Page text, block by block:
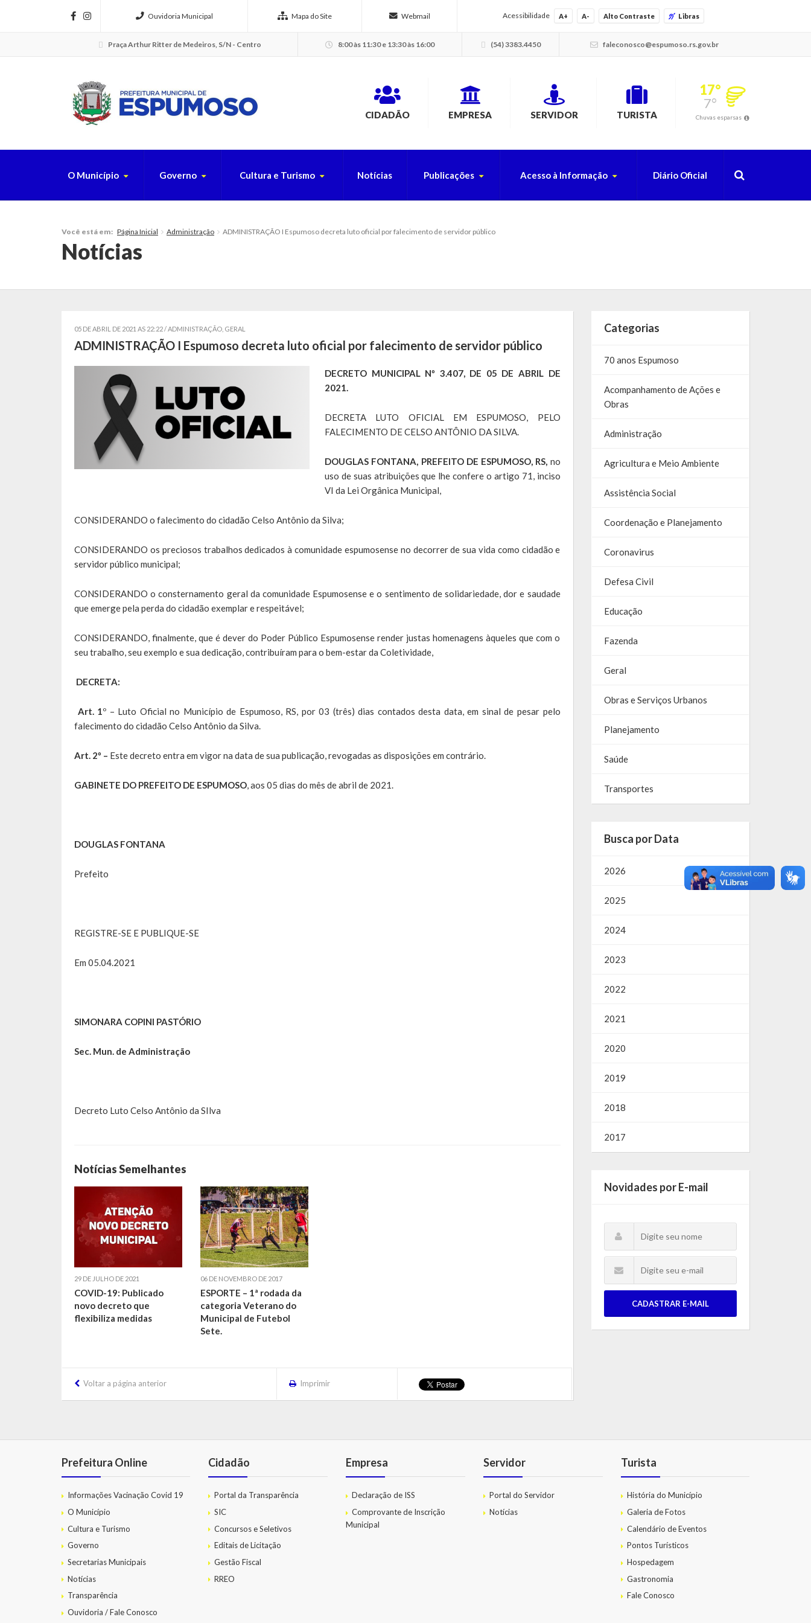
Ouvidoria Municipal Mapa do Site Webmail Acessibilidade A+ A- Alto Contraste Libras
Praça Arthur Ritter de Medeiros, S/N - Centro 8:00 às 11:30 e 13:30 às 16:00 (54) 3383.4450 faleconosco@espumoso.rs.gov.br
CIDADÃO EMPRESA SERVIDOR TURISTA
17°
7°
Chuvas esparsas
O Município Governo Cultura e Turismo Notícias Publicações Acesso à Informação Diário Oficial
Você está em: Página Inicial Administração ADMINISTRAÇÃO I Espumoso decreta luto oficial por falecimento de servidor público
Notícias
05 DE ABRIL DE 2021 AS 22:22 /ADMINISTRAÇÃO GERAL
ADMINISTRAÇÃO I Espumoso decreta luto oficial por falecimento de servidor público
DECRETO MUNICIPAL Nº 3.407, DE 05 DE ABRIL DE
2021.
DECRETA LUTO OFICIAL EM ESPUMOSO, PELO
FALECIMENTO DE CELSO ANTÔNIO DA SILVA.
DOUGLAS FONTANA, PREFEITO DE ESPUMOSO, RS, no
uso de suas atribuições que lhe confere o artigo 71, inciso
VI da Lei Orgânica Municipal,
CONSIDERANDO o falecimento do cidadão Celso Antônio da Silva;
CONSIDERANDO os preciosos trabalhos dedicados à comunidade espumosense no decorrer de sua vida como cidadão e
servidor público municipal;
CONSIDERANDO o consternamento geral da comunidade Espumosense e o sentimento de solidariedade, dor e saudade
que emerge pela perda do cidadão exemplar e respeitável;
CONSIDERANDO, finalmente, que é dever do Poder Público Espumosense render justas homenagens àqueles que com o
seu trabalho, seu exemplo e sua dedicação, contribuíram para o bem-estar da Coletividade,
DECRETA:
Art. 1º – Luto Oficial no Município de Espumoso, RS, por 03 (três) dias contados desta data, em sinal de pesar pelo
falecimento do cidadão Celso Antônio da Silva.
Art. 2º – Este decreto entra em vigor na data de sua publicação, revogadas as disposições em contrário.
GABINETE DO PREFEITO DE ESPUMOSO, aos 05 dias do mês de abril de 2021.
DOUGLAS FONTANA
Prefeito
REGISTRE-SE E PUBLIQUE-SE
Em 05.04.2021
SIMONARA COPINI PASTÓRIO
Sec. Mun. de Administração
Decreto Luto Celso Antônio da SIlva
Notícias Semelhantes
29 DE JULHO DE 2021
COVID-19: Publicado
novo decreto que
flexibiliza medidas
06 DE NOVEMBRO DE 2017
ESPORTE – 1ª rodada da
categoria Veterano do
Municipal de Futebol
Sete.
Voltar a página anterior Imprimir
Categorias
70 anos Espumoso
Acompanhamento de Ações e
Obras
Administração
Agricultura e Meio Ambiente
Assistência Social
Coordenação e Planejamento
Coronavirus
Defesa Civil
Educação
Fazenda
Geral
Obras e Serviços Urbanos
Planejamento
Saúde
Transportes
Busca por Data
2026
2025
2024
2023
2022
2021
2020
2019
2018
2017
Novidades por E-mail
CADASTRAR E-MAIL
Prefeitura Online
Informações Vacinação Covid 19
O Município
Cultura e Turismo
Governo
Secretarias Municipais
Notícias
Transparência
Ouvidoria / Fale Conosco
Cidadão
Portal da Transparência
SIC
Concursos e Seletivos
Editais de Licitação
Gestão Fiscal
RREO
Empresa
Declaração de ISS
Comprovante de Inscrição
Municipal
Servidor
Portal do Servidor
Notícias
Turista
História do Município
Galeria de Fotos
Calendário de Eventos
Pontos Turísticos
Hospedagem
Gastronomia
Fale Conosco